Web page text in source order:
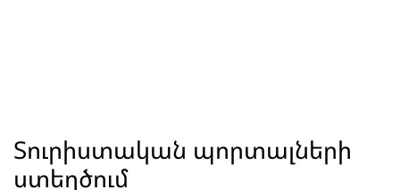
Տուրիստական պորտալների
ստեղծում